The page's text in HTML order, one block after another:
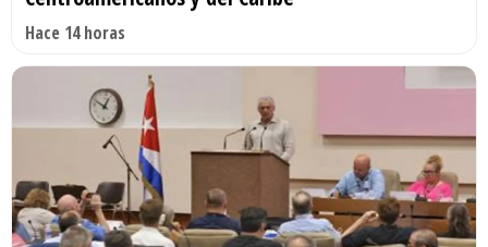
Hace 14 horas